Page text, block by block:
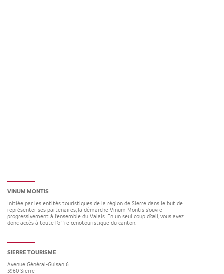
VINUM MONTIS
Initiée par les entités touristiques de la région de Sierre dans le but de
représenter ses partenaires, la démarche Vinum Montis s’ouvre
progressivement à l’ensemble du Valais. En un seul coup d’œil, vous avez
donc accès à toute l’offre œnotouristique du canton.
SIERRE TOURISME
Avenue Général-Guisan 6
3960 Sierre